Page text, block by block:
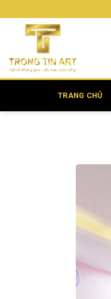
qua
TRANG CHỦ